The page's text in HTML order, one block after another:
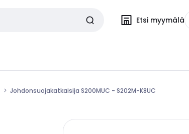
Etsi myymälä
Johdonsuojakatkaisija S200MUC - S202M-K8UC